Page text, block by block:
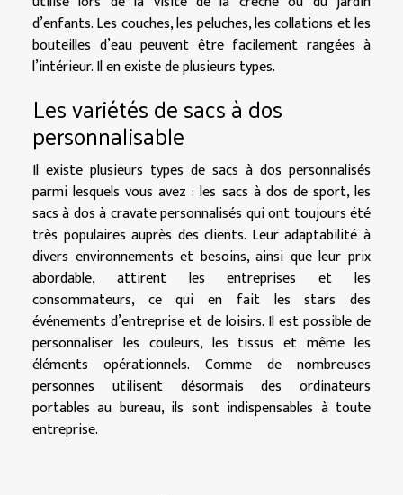
d’enfants. Les couches, les peluches, les collations et les
bouteilles d’eau peuvent être facilement rangées à
l’intérieur. Il en existe de plusieurs types.
Les variétés de sacs à dos
personnalisable
Il existe plusieurs types de sacs à dos personnalisés
parmi lesquels vous avez : les sacs à dos de sport, les
sacs à dos à cravate personnalisés qui ont toujours été
très populaires auprès des clients. Leur adaptabilité à
divers environnements et besoins, ainsi que leur prix
abordable, attirent les entreprises et les
consommateurs, ce qui en fait les stars des
événements d’entreprise et de loisirs. Il est possible de
personnaliser les couleurs, les tissus et même les
éléments opérationnels. Comme de nombreuses
personnes utilisent désormais des ordinateurs
portables au bureau, ils sont indispensables à toute
entreprise.